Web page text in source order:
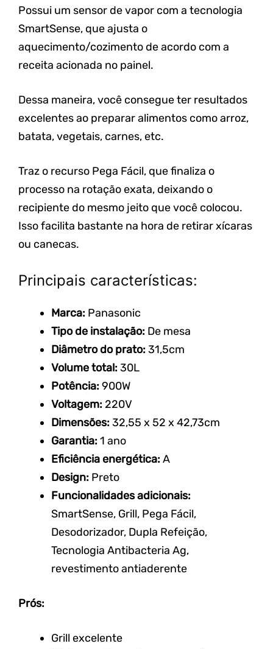
Possui um sensor de vapor com a tecnologia
SmartSense, que ajusta o
aquecimento/cozimento de acordo com a
receita acionada no painel.
Dessa maneira, você consegue ter resultados
excelentes ao preparar alimentos como arroz,
batata, vegetais, carnes, etc.
Traz o recurso Pega Fácil, que finaliza o
processo na rotação exata, deixando o
recipiente do mesmo jeito que você colocou.
Isso facilita bastante na hora de retirar xícaras
ou canecas.
Principais características:
Marca: Panasonic
Tipo de instalação: De mesa
Diâmetro do prato:31,5cm
Volume total:30L
Potência:900W
Voltagem:220V
Dimensões:32,55 x 52 x 42,73cm
Garantia:1 ano
Eficiência energética:A
Design: Preto
Funcionalidades adicionais:
SmartSense, Grill, Pega Fácil,
Desodorizador, Dupla Refeição,
Tecnologia Antibacteria Ag,
revestimento antiaderente
Prós:
Grill excelente